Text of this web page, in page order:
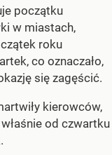
początku
w miastach,
roku
co oznaczało,
się zagęścić.
kierowców,
od czwartku